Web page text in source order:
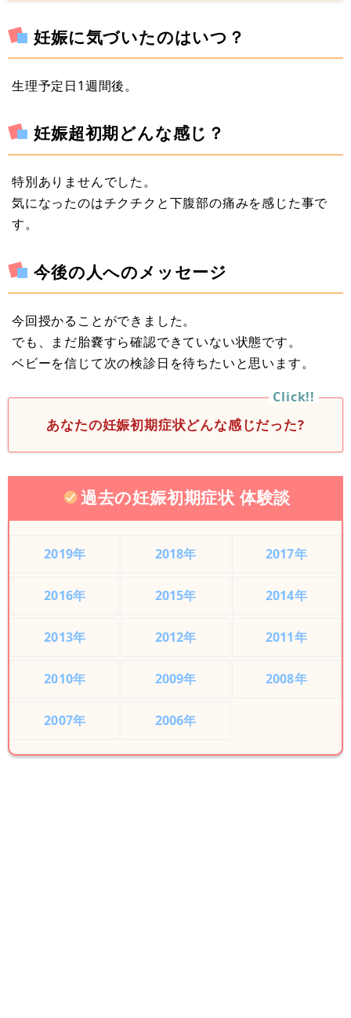
妊娠に気づいたのはいつ？
生理予定日1週間後。
妊娠超初期どんな感じ？
特別ありませんでした。
気になったのはチクチクと下腹部の痛みを感じた事で
す。
今後の人へのメッセージ
今回授かることができました。
でも、まだ胎嚢すら確認できていない状態です。
ベビーを信じて次の検診日を待ちたいと思います。
あなたの妊娠初期症状どんな感じだった?
過去の妊娠初期症状 体験談
2019年 2018年 2017年
2016年 2015年 2014年
2013年 2012年 2011年
2010年 2009年 2008年
2007年 2006年